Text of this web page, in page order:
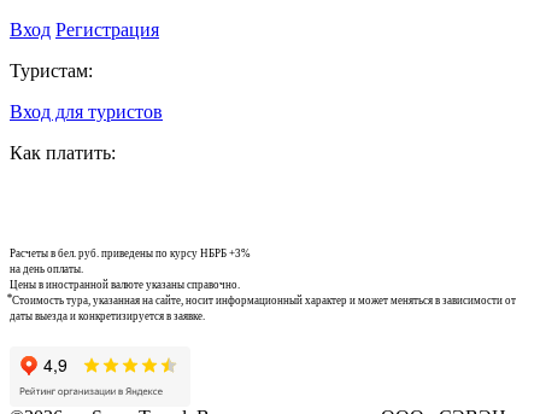
Вход Регистрация
Туристам:
Вход для туристов
Как платить:
Расчеты в бел. руб. приведены по курсу НБРБ +3%
на день оплаты.
Цены в иностранной валюте указаны справочно.
⃰ Стоимость тура, указанная на сайте, носит информационный характер и может меняться в зависимости от
даты выезда и конкретизируется в заявке.